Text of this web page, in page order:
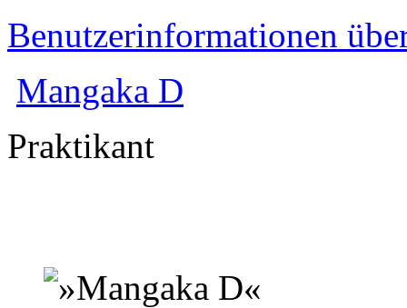
Benutzerinformationen
Mangaka D
Praktikant